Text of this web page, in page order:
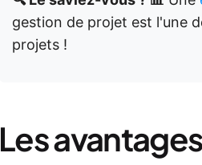
gestion de projet est l'une
projets !
Les